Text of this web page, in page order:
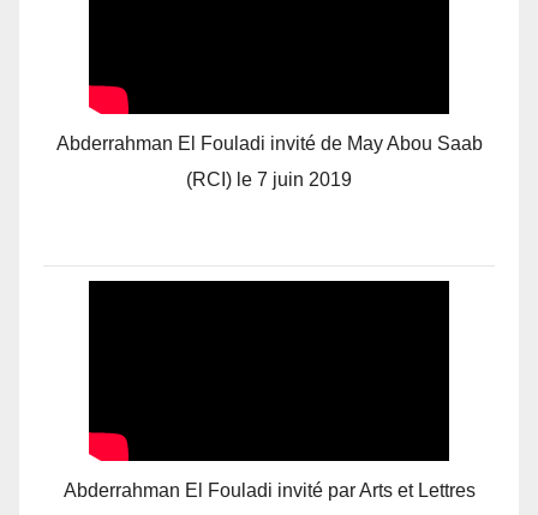
Abderrahman El Fouladi invité de May Abou Saab
(RCI) le 7 juin 2019
Abderrahman El Fouladi invité par Arts et Lettres